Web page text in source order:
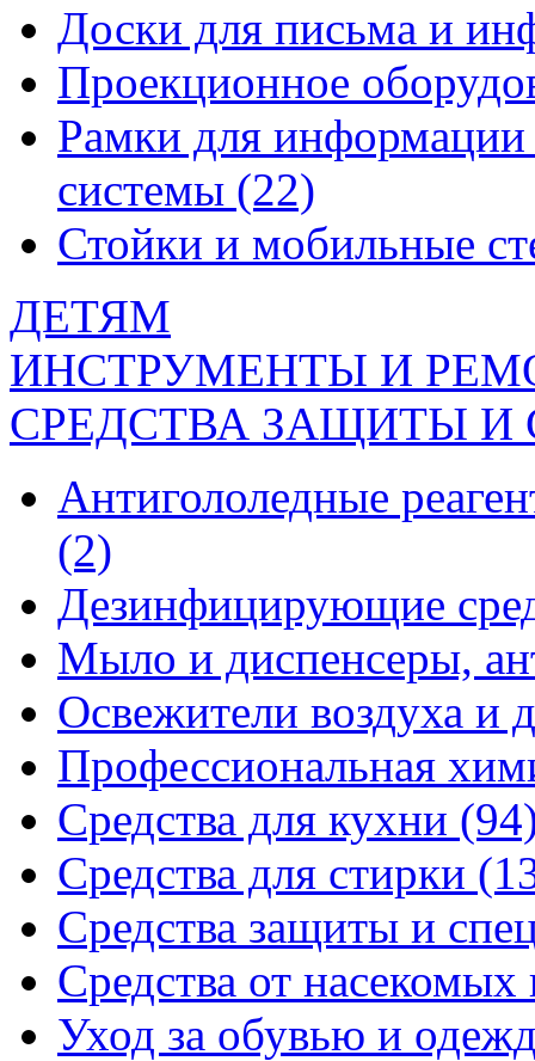
Доски для письма и
Проекционное
Рамки для
системы (22)
Стойки и мобильные
ДЕТЯМ
ИНСТРУМЕНТЫ И
СРЕДСТВА ЗАЩИТЫ
Антигололедные
(2)
Дезинфицирующие
Мыло и диспенсеры,
Освежители воздуха и
Профессиональная
Средства для кухни
Средства для стирки
Средства защиты и
Средства от
Уход за обувью и